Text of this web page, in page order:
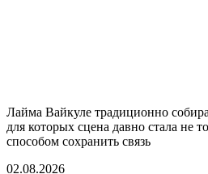
Лайма Вайкуле традиционно
для которых сцена давно стала не
способом сохранить связь
02.08.2026